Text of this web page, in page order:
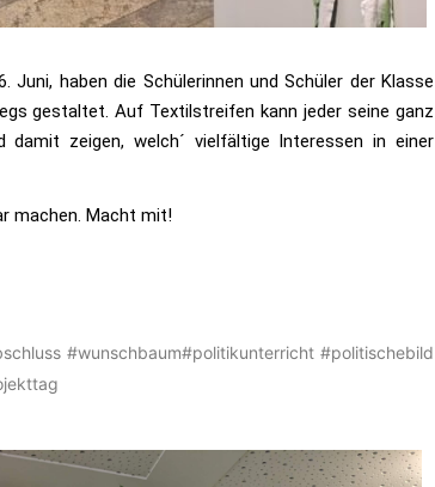
Juni, haben die Schülerinnen und Schüler der Klasse
gestaltet. Auf Textilstreifen kann jeder seine ganz
zeigen, welch´ vielfältige Interessen in einer
machen. Macht mit!
#wunschbaum#politikunterricht #politischebild